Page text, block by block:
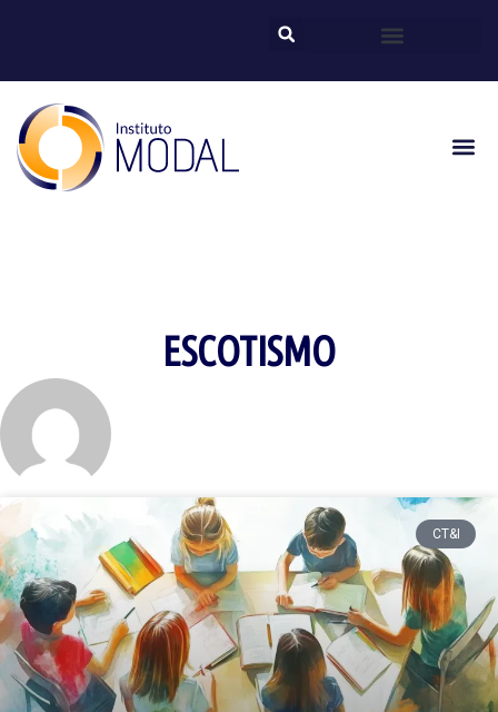
ESCOTISMO
CT&I